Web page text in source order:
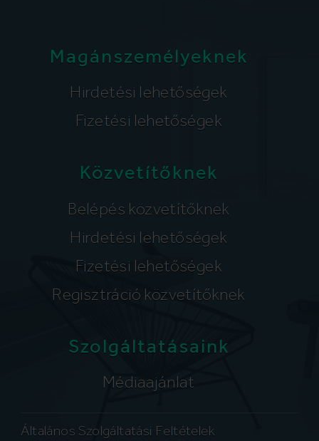
Magánszemélyeknek
Hirdetési lehetőségek
Fizetési lehetőségek
Közvetítőknek
Belépés közvetítőknek
Hirdetési lehetőségek
Fizetési lehetőségek
Regisztráció közvetítőknek
Szolgáltatásaink
Médiaajánlat
Általános Szolgáltatási Feltételek